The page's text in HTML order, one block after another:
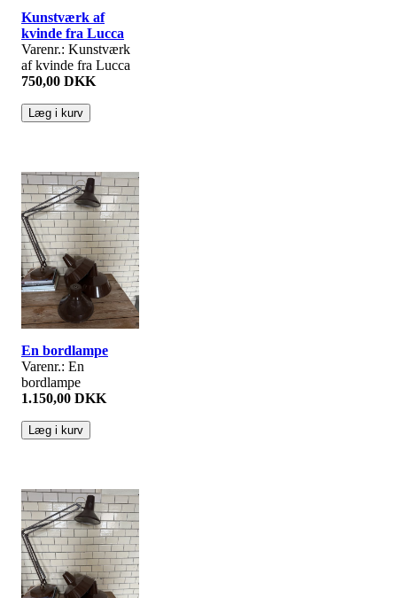
Kunstværk af
kvinde fra Lucca
Varenr.: Kunstværk
af kvinde fra Lucca
750,00 DKK
En bordlampe
Varenr.: En
bordlampe
1.150,00 DKK